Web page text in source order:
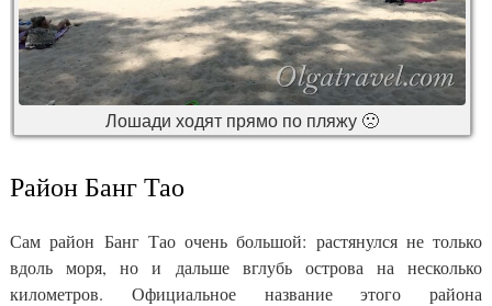
Лошади ходят прямо по пляжу 🙁
Район Банг Тао
Сам район Банг Тао очень большой: растянулся не только
вдоль моря, но и дальше вглубь острова на несколько
километров. Официальное название этого района